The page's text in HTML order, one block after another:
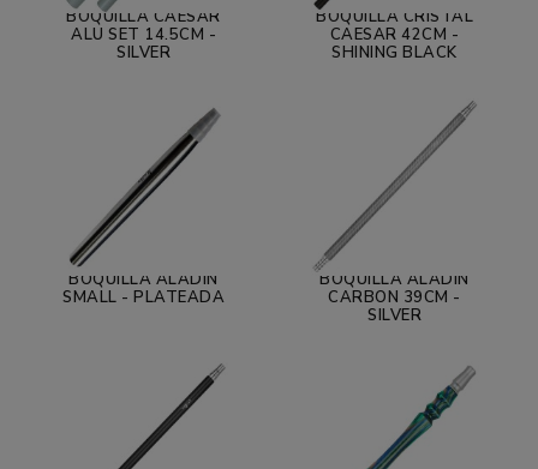
BOQUILLA CAESAR
ALU SET 14.5CM -
SILVER
BOQUILLA CRISTAL
CAESAR 42CM -
SHINING BLACK
BOQUILLA ALADIN
SMALL - PLATEADA
BOQUILLA ALADIN
CARBON 39CM -
SILVER